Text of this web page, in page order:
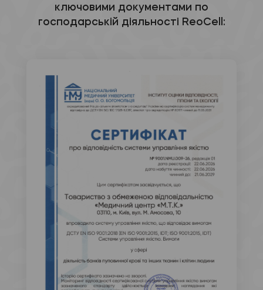
ключовими документами по
господарській діяльності ReoCell: